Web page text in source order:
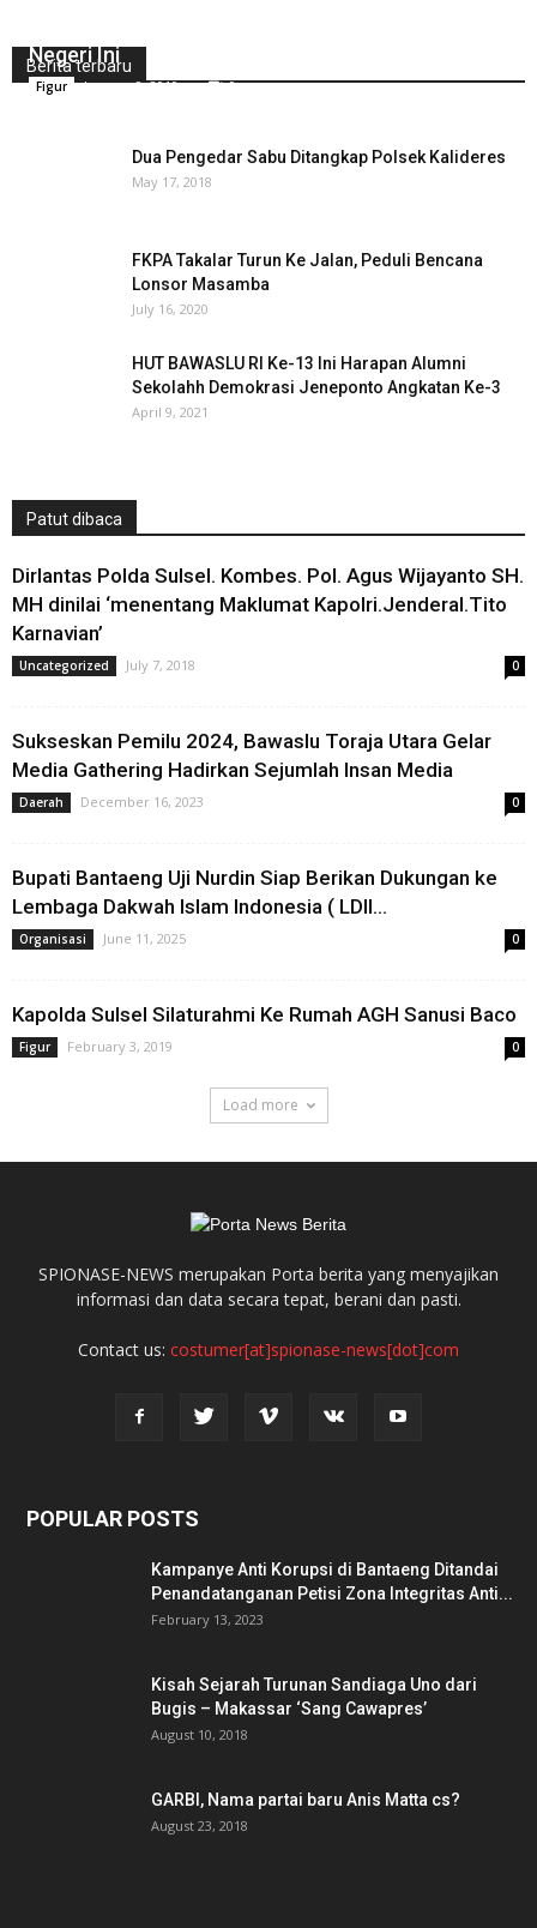
Berita terbaru
Negeri Ini
Figur January 9, 2019 0
Dua Pengedar Sabu Ditangkap Polsek Kalideres
May 17, 2018
FKPA Takalar Turun Ke Jalan, Peduli Bencana
Lonsor Masamba
July 16, 2020
HUT BAWASLU RI Ke-13 Ini Harapan Alumni
Sekolahh Demokrasi Jeneponto Angkatan Ke-3
April 9, 2021
Patut dibaca
Dirlantas Polda Sulsel. Kombes. Pol. Agus Wijayanto SH.
MH dinilai ‘menentang Maklumat Kapolri.Jenderal.Tito
Karnavian’
Uncategorized July 7, 2018 0
Sukseskan Pemilu 2024, Bawaslu Toraja Utara Gelar
Media Gathering Hadirkan Sejumlah Insan Media
Daerah December 16, 2023 0
Bupati Bantaeng Uji Nurdin Siap Berikan Dukungan ke
Lembaga Dakwah Islam Indonesia ( LDII...
Organisasi June 11, 2025 0
Kapolda Sulsel Silaturahmi Ke Rumah AGH Sanusi Baco
Figur February 3, 2019 0
Load more
SPIONASE-NEWS merupakan Porta berita yang menyajikan
informasi dan data secara tepat, berani dan pasti.
Contact us: costumer[at]spionase-news[dot]com
POPULAR POSTS
Kampanye Anti Korupsi di Bantaeng Ditandai
Penandatanganan Petisi Zona Integritas Anti...
February 13, 2023
Kisah Sejarah Turunan Sandiaga Uno dari
Bugis – Makassar ‘Sang Cawapres’
August 10, 2018
GARBI, Nama partai baru Anis Matta cs?
August 23, 2018